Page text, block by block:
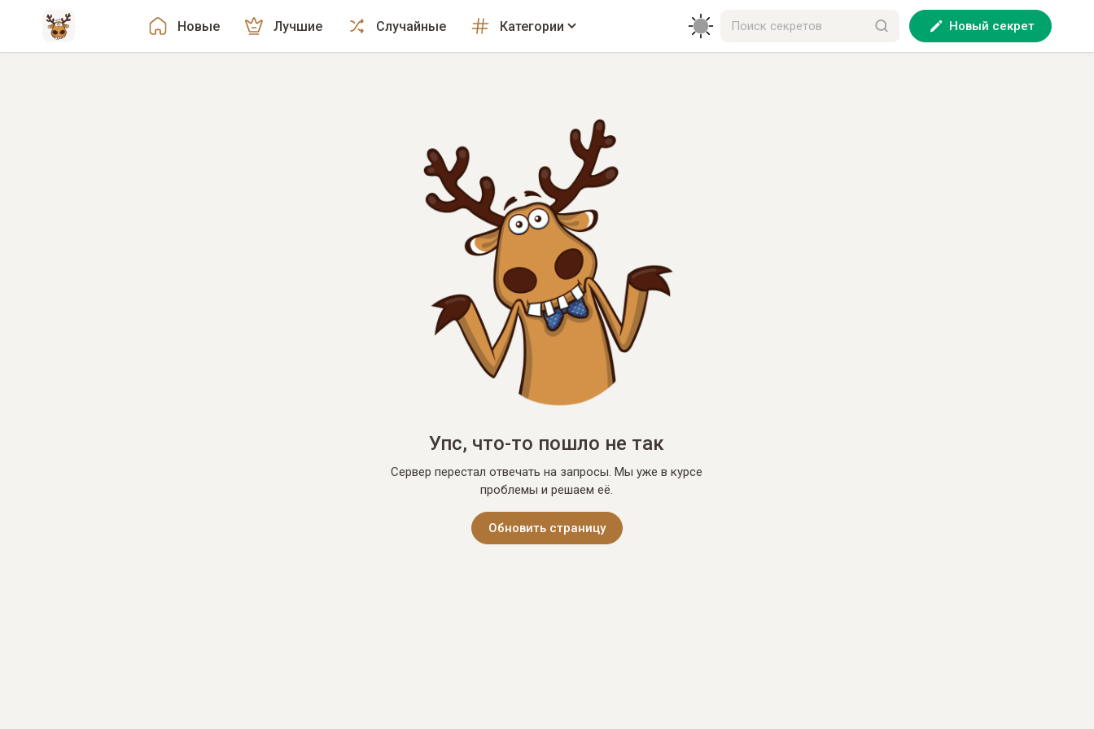
Новые Лучшие Случайные Категории Новый секрет
Упс, что-то пошло не так
Сервер перестал отвечать на запросы. Мы уже в курсе
проблемы и решаем её.
Обновить страницу